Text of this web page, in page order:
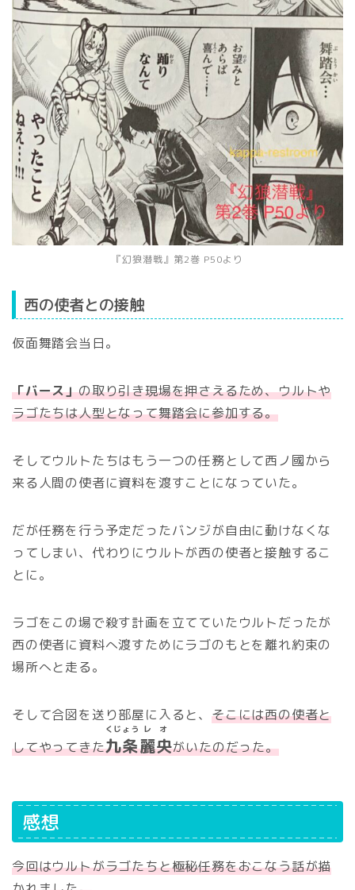
『幻狼潜戦』第2巻 P50より
西の使者との接触
仮面舞踏会当日。
「バース」の取り引き現場を押さえるため、ウルトや
ラゴたちは人型となって舞踏会に参加する。
そしてウルトたちはもう一つの任務として西ノ國から
来る人間の使者に資料を渡すことになっていた。
だが任務を行う予定だったバンジが自由に動けなくな
ってしまい、代わりにウルトが西の使者と接触するこ
とに。
ラゴをこの場で殺す計画を立てていたウルトだったが
西の使者に資料へ渡すためにラゴのもとを離れ約束の
場所へと走る。
そして合図を送り部屋に入ると、 そこには西の使者と
してやってきた九条
くじょう
麗央
レオ
がいたのだった。
感想
今回はウルトがラゴたちと極秘任務をおこなう話が描